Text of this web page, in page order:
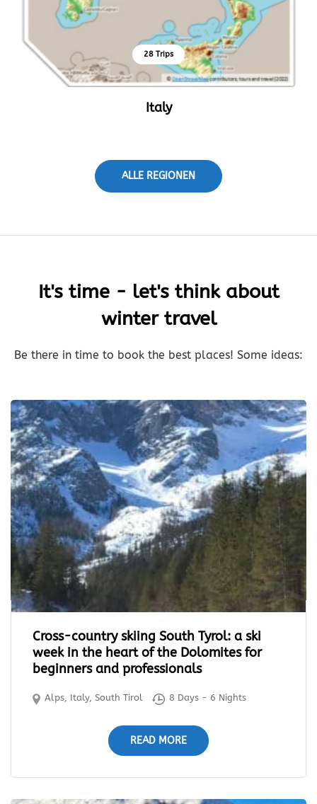
28 Trips
Italy
ALLE REGIONEN
It's time - let's think about
winter travel
Be there in time to book the best places! Some ideas:
Cross-country skiing South Tyrol: a ski
week in the heart of the Dolomites for
beginners and professionals
Alps, Italy,South Tirol 8 Days - 6 Nights
READ MORE